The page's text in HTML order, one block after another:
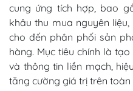
cung ứng tích hợp, bao
khâu thu mua nguyên
cho đến phân phối sản
hàng. Mục tiêu chính là
và thông tin liền mạch,
tăng cường giá trị trên toàn